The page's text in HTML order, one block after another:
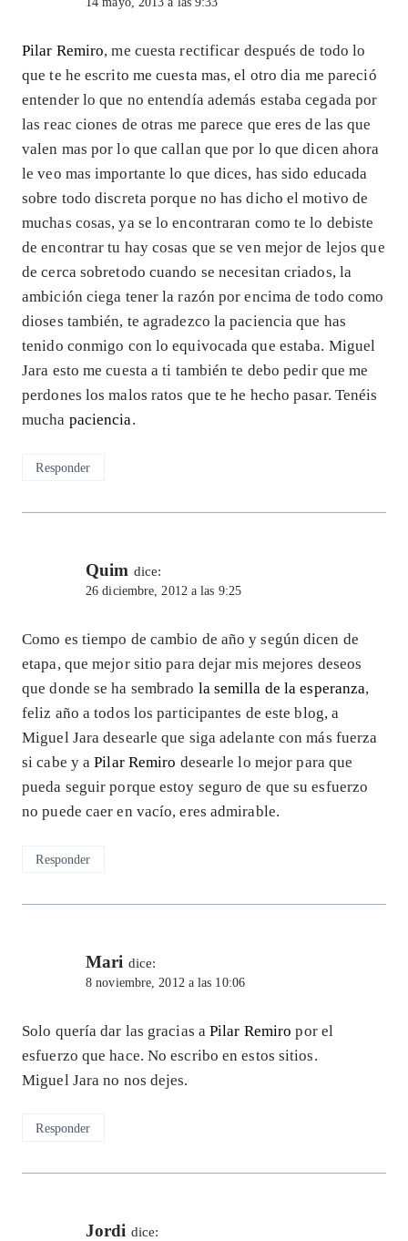
Pilar Remiro, me cuesta rectificar después de todo lo
que te he escrito me cuesta mas, el otro dia me pareció
entender lo que no entendía además estaba cegada por
las reac ciones de otras me parece que eres de las que
valen mas por lo que callan que por lo que dicen ahora
le veo mas importante lo que dices, has sido educada
sobre todo discreta porque no has dicho el motivo de
muchas cosas, ya se lo encontraran como te lo debiste
de encontrar tu hay cosas que se ven mejor de lejos que
de cerca sobretodo cuando se necesitan criados, la
ambición ciega tener la razón por encima de todo como
dioses también, te agradezco la paciencia que has
tenido conmigo con lo equivocada que estaba. Miguel
Jara esto me cuesta a ti también te debo pedir que me
perdones los malos ratos que te he hecho pasar. Tenéis
mucha paciencia.
Responder
Quim dice:
26 diciembre, 2012 a las 9:25
Como es tiempo de cambio de año y según dicen de
etapa, que mejor sitio para dejar mis mejores deseos
que donde se ha sembrado la semilla de la esperanza,
feliz año a todos los participantes de este blog, a
Miguel Jara desearle que siga adelante con más fuerza
si cabe y aPilar Remiro desearle lo mejor para que
pueda seguir porque estoy seguro de que su esfuerzo
no puede caer en vacío, eres admirable.
Responder
Mari dice:
8 noviembre, 2012 a las 10:06
Solo quería dar las gracias aPilar Remiro por el
esfuerzo que hace. No escribo en estos sitios.
Miguel Jara no nos dejes.
Responder
Jordi dice: